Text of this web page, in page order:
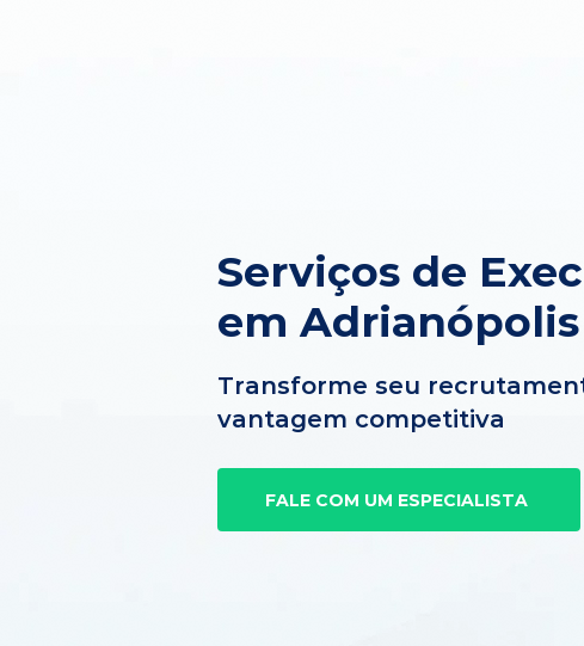
Serviços de
em Adrianópolis
Transforme seu
vantagem competitiva
FALE COM UM ESPECIALISTA